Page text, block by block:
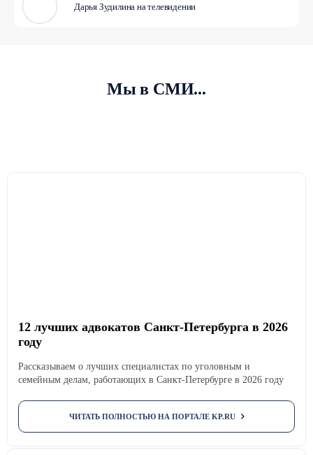
Дарья Зудилина на телевидении
Мы в СМИ...
12 лучших адвокатов Санкт-Петербурга в 2026
году
Рассказываем о лучших специалистах по уголовным и
семейным делам, работающих в Санкт-Петербурге в 2026 году
ЧИТАТЬ ПОЛНОСТЬЮ НА ПОРТАЛЕ KP.RU